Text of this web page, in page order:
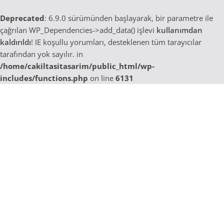
Deprecated: 6.9.0 sürümünden başlayarak, bir parametre ile
çağrılan WP_Dependencies->add_data() işlevi kullanımdan
kaldırıldı! IE koşullu yorumları, desteklenen tüm tarayıcılar
tarafından yok sayılır. in
/home/cakiltasitasarim/public_html/wp-
includes/functions.php on line 6131